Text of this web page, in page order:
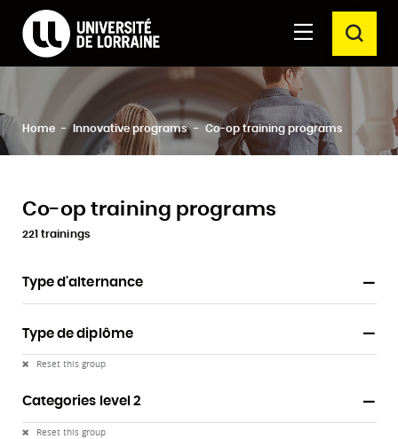
contenu
principal
moteur
de
recherche
Formations Université de Lorraine
Search
Close
Home Innovative programs Co-op training programs
Co-op training programs
221 trainings
Type d'alternance
Type de diplôme
Reset this group
Categories level 2
Reset this group